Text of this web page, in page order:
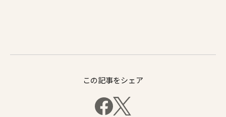
この記事をシェア